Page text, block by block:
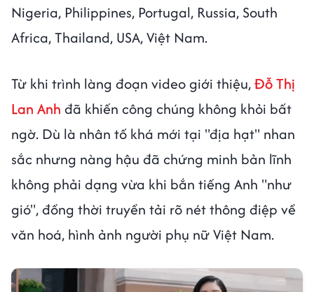
Nigeria, Philippines, Portugal, Russia, South
Africa, Thailand, USA, Việt Nam.
Từ khi trình làng đoạn video giới thiệu,Đỗ Thị
Lan Anh đã khiến công chúng không khỏi bất
ngờ. Dù là nhân tố khá mới tại "địa hạt" nhan
sắc nhưng nàng hậu đã chứng minh bản lĩnh
không phải dạng vừa khi bắn tiếng Anh "như
gió", đồng thời truyền tải rõ nét thông điệp về
văn hoá, hình ảnh người phụ nữ Việt Nam.